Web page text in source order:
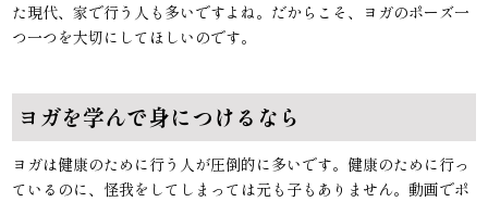
た現代、家で行う人も多いですよね。だからこそ、ヨガのポーズ一
つ一つを大切にしてほしいのです。
ヨガを学んで身につけるなら
ヨガは健康のために行う人が圧倒的に多いです。健康のために行っ
ているのに、怪我をしてしまっては元も子もありません。動画でポ